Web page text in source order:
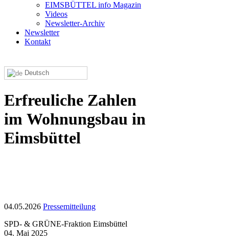
EIMSBÜTTEL info Magazin
Videos
Newsletter-Archiv
Newsletter
Kontakt
Deutsch
Erfreuliche Zahlen
im Wohnungsbau in
Eimsbüttel
04.05.2026 Pressemitteilung
SPD- & GRÜNE-Fraktion Eimsbüttel
04. Mai 2025